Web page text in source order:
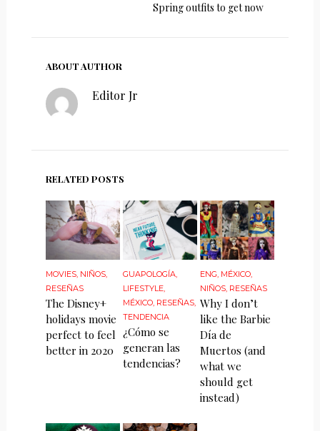
Spring outfits to get now
ABOUT AUTHOR
Editor Jr
RELATED POSTS
MOVIES, NIÑOS,
RESEÑAS
The Disney+
holidays movie
perfect to feel
better in 2020
GUAPOLOGÍA
LIFESTYLE
MÉXICO RESEÑAS
TENDENCIA
¿Cómo se
generan las
tendencias?
ENG MÉXICO
NIÑOS RESEÑAS
Why I don’t
like the Barbie
Día de
Muertos (and
what we
should get
instead)